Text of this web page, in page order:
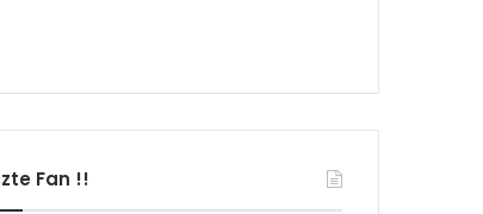
Fan !!